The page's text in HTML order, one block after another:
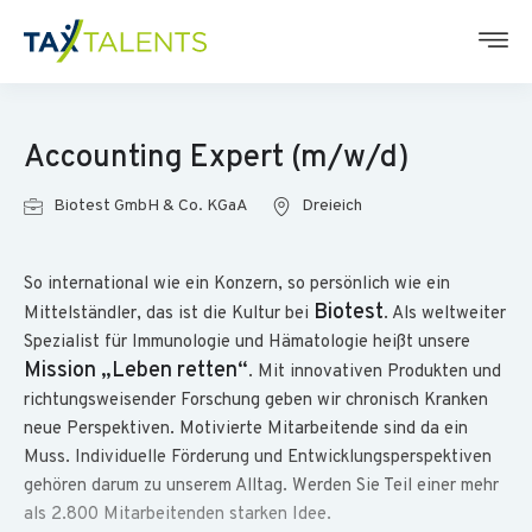
Accounting Expert (m/w/d)
Biotest GmbH & Co. KGaA Dreieich
So international wie ein Konzern, so persönlich wie ein
Mittelständler, das ist die Kultur bei Biotest. Als weltweiter
Spezialist für Immunologie und Hämatologie heißt unsere
Mission „Leben retten“. Mit innovativen Produkten und
richtungsweisender Forschung geben wir chronisch Kranken
neue Perspektiven. Motivierte Mitarbeitende sind da ein
Muss. Individuelle Förderung und Entwicklungsperspektiven
gehören darum zu unserem Alltag. Werden Sie Teil einer mehr
als 2.800 Mitarbeitenden starken Idee.